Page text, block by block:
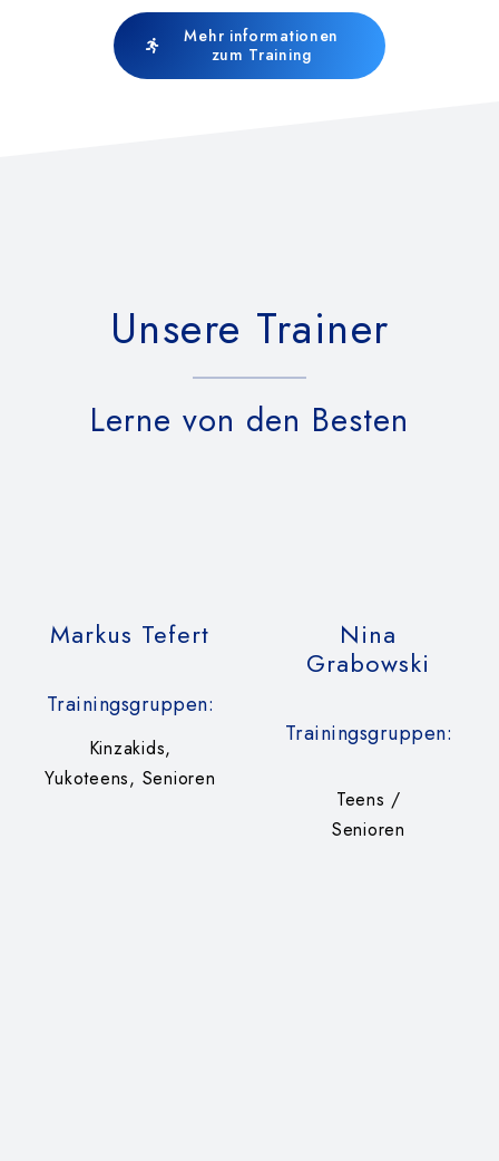
Mehr informationen
zum Training
Unsere Trainer
Lerne von den Besten
Markus Tefert
Trainingsgruppen:
Kinzakids,
Yukoteens, Senioren
Nina
Grabowski
Trainingsgruppen:
Teens /
Senioren